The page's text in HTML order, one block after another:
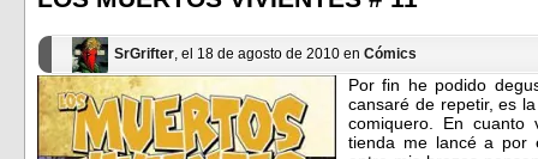
SrGrifter, el 18 de agosto de 2010 en Cómics
Por fin he podido
cansaré de repetir, es
comiquero. En
tienda me lancé a por